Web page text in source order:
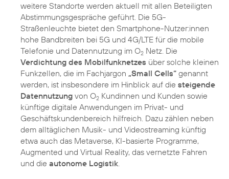
weitere Standorte werden aktuell mit allen Beteiligten
Abstimmungsgespräche geführt. Die 5G-
Straßenleuchte bietet den Smartphone-Nutzer:innen
hohe Bandbreiten bei 5G und 4G/LTE für die mobile
Telefonie und Datennutzung im O2 Netz. Die
Verdichtung des Mobilfunknetzes über solche kleinen
Funkzellen, die im Fachjargon „Small Cells“ genannt
werden, ist insbesondere im Hinblick auf die steigende
Datennutzung von O2 Kundinnen und Kunden sowie
künftige digitale Anwendungen im Privat- und
Geschäftskundenbereich hilfreich. Dazu zählen neben
dem alltäglichen Musik- und Videostreaming künftig
etwa auch das Metaverse, KI-basierte Programme,
Augmented und Virtual Reality, das vernetzte Fahren
und die autonome Logistik.